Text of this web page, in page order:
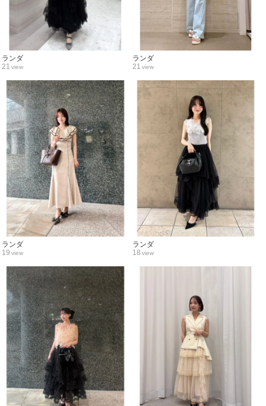
21 view
ランダ
21 view
ランダ
19 view
ランダ
18 view
ランダ